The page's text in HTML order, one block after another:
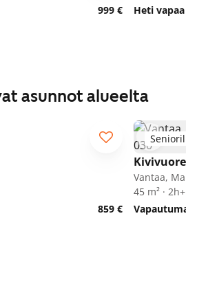
999 €
Heti vapaa
asunnot alueelta
859 €
Seniorille
Vantaa,
45 m² · 2h+kk